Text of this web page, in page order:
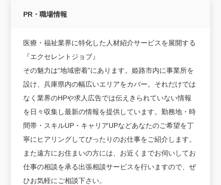
PR・職場情報
医療・福祉業界に特化した人材紹介サービスを展開する
『エクセレントジョブ』
その魅力は“地域密着”にあります。姫路市内に事業所を
設け、兵庫県内の幅広いエリアをカバー。それだけでは
なく業界のHPや求人広告では伝えきられていない情報
を日々収集し最新の情報を提供しています。勤務地・時
間帯・スキルUP・キャリアUPなどあなたのご希望を丁
寧にヒアリングしてぴったりのお仕事をご紹介します。
また遠方にお住まいの方には、お近くまでお伺いしてお
仕事の相談を承る出張相談サービスを行いますので、ぜ
ひお気軽にご相談下さい。